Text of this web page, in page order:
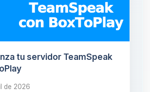
tu servidor TeamSpeak
de 2026